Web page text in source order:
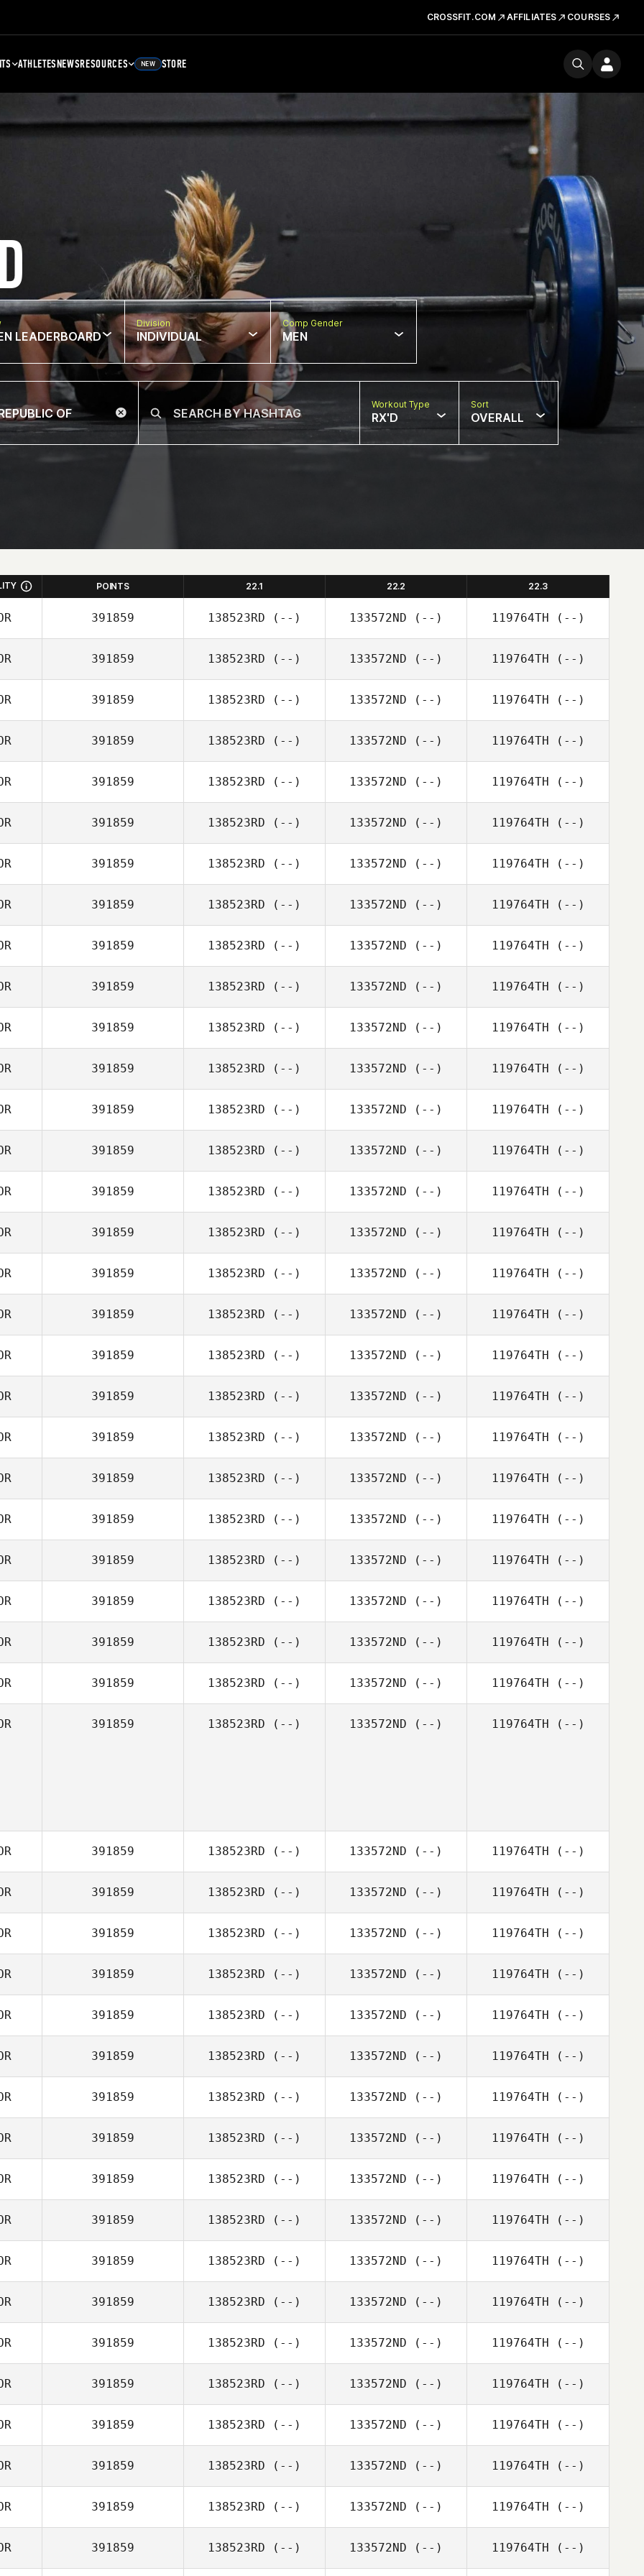
CROSSFIT.COM AFFILIATES COURSES
ATHLETESNEWSRESOURCES NEW STORE
LEADERBOARD
Division
INDIVIDUAL
Comp Gender
MEN
Workout Type
RX'D
Sort
OVERALL
POINTS 22.1 22.2 22.3
391859 138523RD (--) 133572ND (--) 119764TH (--)
391859 138523RD (--) 133572ND (--) 119764TH (--)
391859 138523RD (--) 133572ND (--) 119764TH (--)
391859 138523RD (--) 133572ND (--) 119764TH (--)
391859 138523RD (--) 133572ND (--) 119764TH (--)
391859 138523RD (--) 133572ND (--) 119764TH (--)
391859 138523RD (--) 133572ND (--) 119764TH (--)
391859 138523RD (--) 133572ND (--) 119764TH (--)
391859 138523RD (--) 133572ND (--) 119764TH (--)
391859 138523RD (--) 133572ND (--) 119764TH (--)
391859 138523RD (--) 133572ND (--) 119764TH (--)
391859 138523RD (--) 133572ND (--) 119764TH (--)
391859 138523RD (--) 133572ND (--) 119764TH (--)
391859 138523RD (--) 133572ND (--) 119764TH (--)
391859 138523RD (--) 133572ND (--) 119764TH (--)
391859 138523RD (--) 133572ND (--) 119764TH (--)
391859 138523RD (--) 133572ND (--) 119764TH (--)
391859 138523RD (--) 133572ND (--) 119764TH (--)
391859 138523RD (--) 133572ND (--) 119764TH (--)
391859 138523RD (--) 133572ND (--) 119764TH (--)
391859 138523RD (--) 133572ND (--) 119764TH (--)
391859 138523RD (--) 133572ND (--) 119764TH (--)
391859 138523RD (--) 133572ND (--) 119764TH (--)
391859 138523RD (--) 133572ND (--) 119764TH (--)
391859 138523RD (--) 133572ND (--) 119764TH (--)
391859 138523RD (--) 133572ND (--) 119764TH (--)
391859 138523RD (--) 133572ND (--) 119764TH (--)
391859 138523RD (--) 133572ND (--) 119764TH (--)
391859 138523RD (--) 133572ND (--) 119764TH (--)
391859 138523RD (--) 133572ND (--) 119764TH (--)
391859 138523RD (--) 133572ND (--) 119764TH (--)
391859 138523RD (--) 133572ND (--) 119764TH (--)
391859 138523RD (--) 133572ND (--) 119764TH (--)
391859 138523RD (--) 133572ND (--) 119764TH (--)
391859 138523RD (--) 133572ND (--) 119764TH (--)
391859 138523RD (--) 133572ND (--) 119764TH (--)
391859 138523RD (--) 133572ND (--) 119764TH (--)
391859 138523RD (--) 133572ND (--) 119764TH (--)
391859 138523RD (--) 133572ND (--) 119764TH (--)
391859 138523RD (--) 133572ND (--) 119764TH (--)
391859 138523RD (--) 133572ND (--) 119764TH (--)
391859 138523RD (--) 133572ND (--) 119764TH (--)
391859 138523RD (--) 133572ND (--) 119764TH (--)
391859 138523RD (--) 133572ND (--) 119764TH (--)
391859 138523RD (--) 133572ND (--) 119764TH (--)
391859 138523RD (--) 133572ND (--) 119764TH (--)